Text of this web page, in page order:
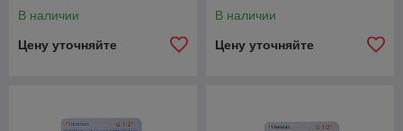
В наличии
Цену уточняйте
В наличии
Цену уточняйте